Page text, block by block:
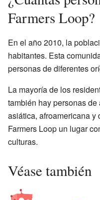
Farmers Loop?
En el año 2010, la
habitantes. Esta
personas de diferentes
La mayoría de los
también hay personas
asiática, afroamericana y
Farmers Loop un lugar
culturas.
Véase también